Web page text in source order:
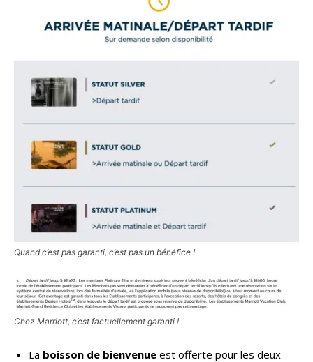
Quand c’est pas garanti, c’est pas un bénéfice !
Chez Marriott, c’est factuellement garanti !
La boisson de bienvenue est offerte pour les deux